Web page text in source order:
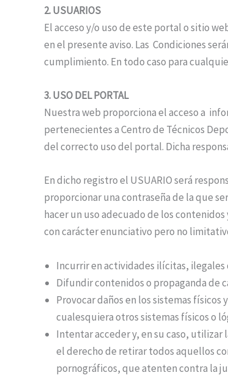
2. USUARIOS
El acceso y/o uso de este portal o sitio
en el presente aviso. Las Condiciones
cumplimiento. En todo caso para
3. USO DEL PORTAL
Nuestra web proporciona el acceso a
pertenecientes a Centro de Técnicos
del correcto uso del portal. Dicha
En dicho registro el USUARIO será
proporcionar una contraseña de la que
hacer un uso adecuado de los
con carácter enunciativo pero no
Incurrir en actividades ilícitas, ilegales
Difundir contenidos o propaganda de
Provocar daños en los sistemas
cualesquiera otros sistemas físicos o
Intentar acceder y, en su caso,
el derecho de retirar todos aquellos
pornográficos, que atenten contra la